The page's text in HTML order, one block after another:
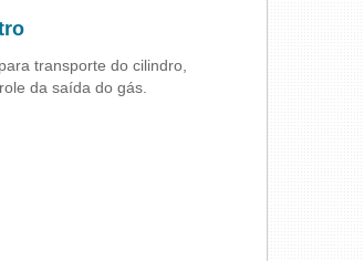
transporte do cilindro,
da saída do gás.